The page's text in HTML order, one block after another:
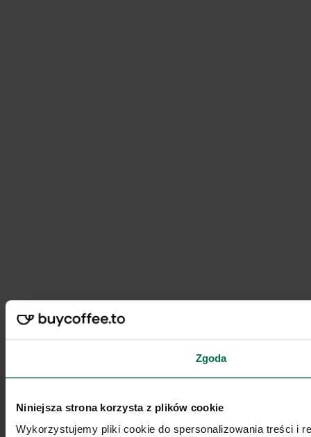
Zgoda
Niniejsza strona korzysta z plików cookie
Wykorzystujemy pliki cookie do spersonalizowania treści i